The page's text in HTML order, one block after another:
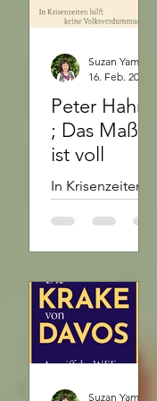
Was für
auf...
1 Min. Lesezeit
Peter Hahne
; Das Maß
ist voll
In Krisenzeiten
Volksverdummu
ng. Maskendeals
Millionenprovisi
on. Eine
Lockdown-
Politik, die
16. Feb. 2023